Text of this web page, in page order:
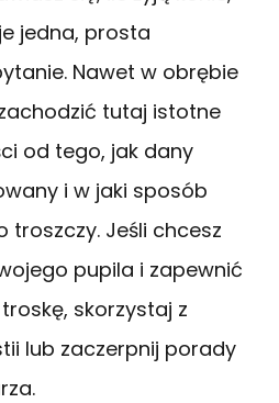
jedna, prosta
Nawet w obrębie
tutaj istotne
od tego, jak dany
i w jaki sposób
troszczy. Jeśli chcesz
pupila i zapewnić
skorzystaj z
lub zaczerpnij porady